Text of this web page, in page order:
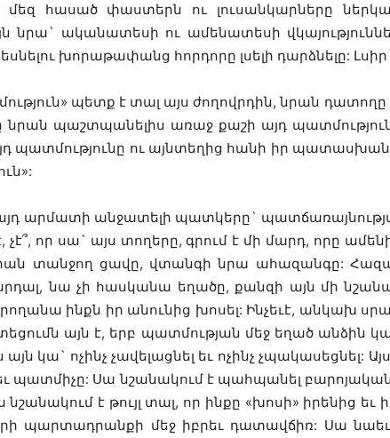
հասած փաստերն ու լուսանկարները
նրա` ականատեսի ու ամենատեսի
խորաթափանց հորդորը լսելի դարձնելը:
պետք է տալ այս ժողովրդին, նրան
պաշտպանելիս առաջ քաշի այդ
ու այնտեղից հանի իր պատասխանը,
արմատի անջատելի պատկերը` պատճառայնության
որ սա` այս տողերը, գրում է մի մարդ, որը
տանջող ցավը, վտանգի նրա ահազանգը:
նա չի հասկանա եղածը, քանզի այն մի
ինքն իր անունից խոսել: Ինչեւէ, անկախ
այն է, երբ պատմության մեջ եղած անձին
կա` ոչինչ չավելացնել եւ ոչինչ չպակասեցնել:
պատմիչը: Սա նշանակում է պահպանել բարոյական
է թույլ տալ, որ ինքը «խոսի» իրենից եւ
պարտադրանքի մեջ իբրեւ դատավճիռ: Սա